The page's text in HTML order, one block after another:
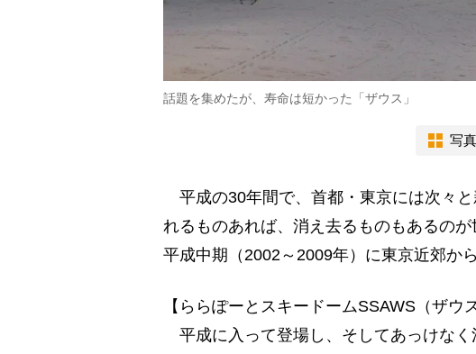
話題を集めたが、寿命は短かった「ザウス」
写
平成の30年間で、首都・東京には次々
れるものあれば、消え去るものもあるの
平成中期（2002～2009年）に東京近郊か
【ららぽーとスキードームSSAWS（ザウ
平成に入って登場し、そしてあっけな